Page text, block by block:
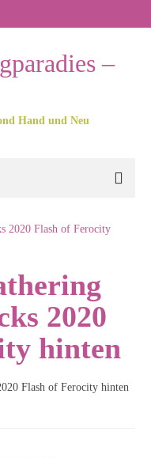
Hand und Neu
2020
hinten
Flash of Ferocity hinten